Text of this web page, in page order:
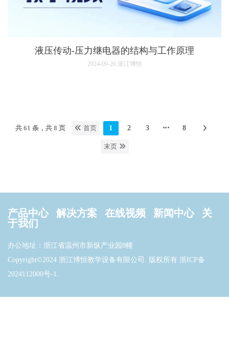
液压传动-压力继电器的结构与工作原理
2024-09-26 浙江博恒
共 61 条，共 8 页 首页 1 2 3 8
末页
产品中心 解决方案 在线视频 新闻中心
关
于我们
办公地址：浙江省温州市新纵产业园8幢
Copyright©2024 浙江博恒教学设备有限公司. 版权所有 浙ICP备
2024112000号-1.